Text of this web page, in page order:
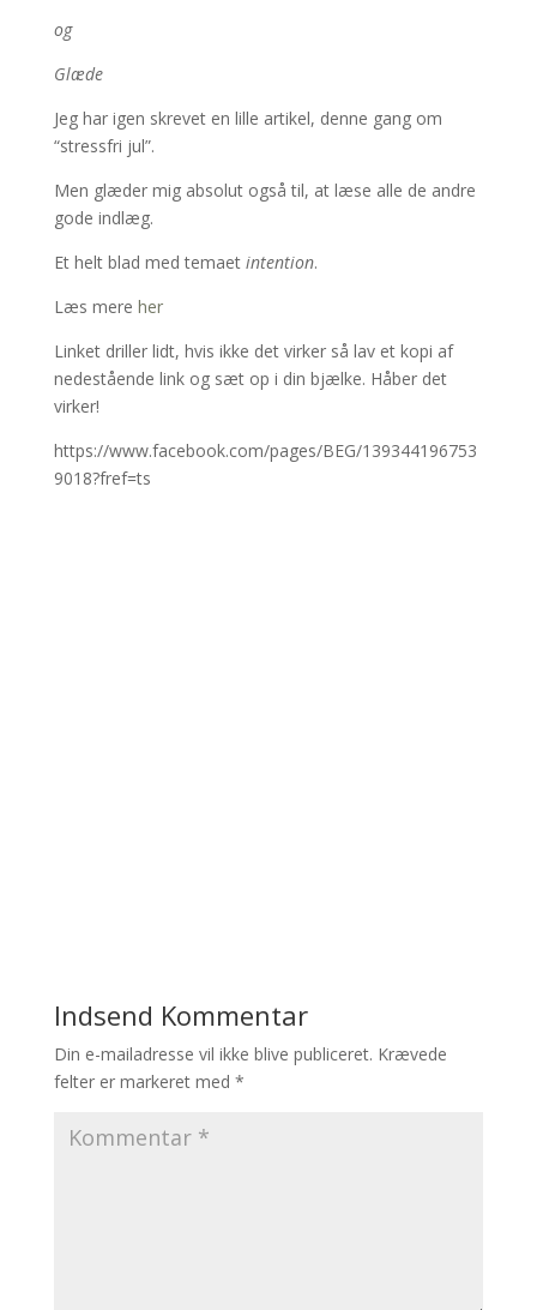
og
Glæde
Jeg har igen skrevet en lille artikel, denne gang om
“stressfri jul”.
Men glæder mig absolut også til, at læse alle de andre
gode indlæg.
Et helt blad med temaet intention.
Læs mere her
Linket driller lidt, hvis ikke det virker så lav et kopi af
nedestående link og sæt op i din bjælke. Håber det
virker!
https://www.facebook.com/pages/BEG/139344196753
9018?fref=ts
Indsend Kommentar
Din e-mailadresse vil ikke blive publiceret. Krævede
felter er markeret med *